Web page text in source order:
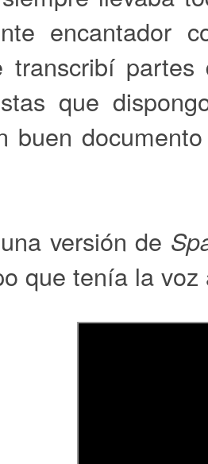
encantador
transcribí
que
buen
versión de
que tenía la